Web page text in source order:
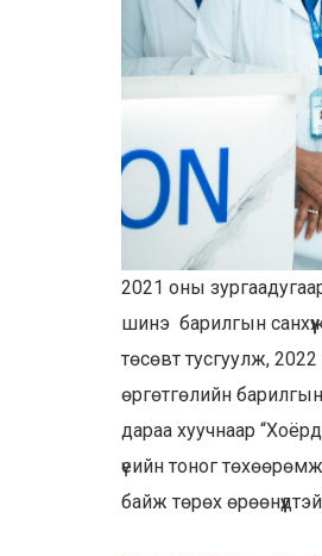
2021 оны
шинэ барилгын
төсөвт тусгуулж,
өргөтгөлийн
дараа хуучнаар
үеийн тоног
байж төрөх